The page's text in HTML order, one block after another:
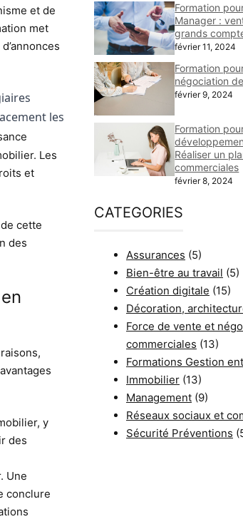
et de
met
les
Les
et
cette
des
y
des
Une
conclure
Formation
Manager :
grands
février 11, 2024
Formation
négociation
février 9, 2024
Formation
Réaliser un
commerciales
février 8, 2024
CATEGORIES
Assurances (5)
Bien-être au travail (5)
Création digitale (15)
Décoration,
Force de vente et
commerciales (13)
Formations Gestion
Immobilier (13)
Management (9)
Réseaux sociaux et
Sécurité Préventions